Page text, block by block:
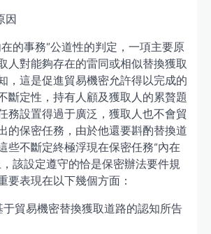
因
的事務”公道性的判定，一項主要原
人對能夠存在的雷同或相似替換獲取
，這是促進貿易機密允許得以完成的
斷定性，持有人顧及獲取人的累贅題
務設置得過于廣泛，獲取人也不會貿
的保密任務，由於他還要斟酌替換道
些不斷定終極浮現在保密任務“內在
該設定遵守的恰是保密辦法要件規
要表現在以下幾個方面：
于貿易機密替換獲取道路的認知所告